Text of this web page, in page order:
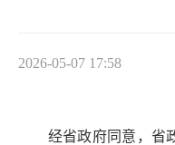
2026-05-07 17:58
经省政府同意，省政